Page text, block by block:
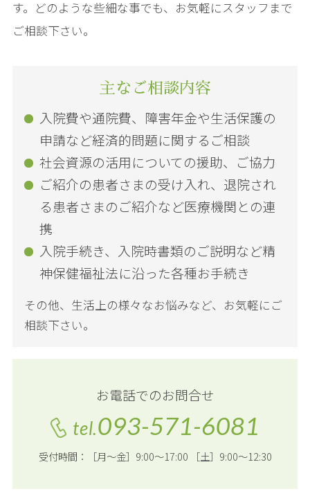
す。どのような些細な事でも、お気軽にスタッフまで
ご相談下さい。
主なご相談内容
入院費や通院費、障害年金や生活保護の
申請など経済的問題に関するご相談
社会資源の活用についての援助、ご協力
ご紹介の患者さまの受け入れ、退院され
る患者さまのご紹介など医療機関との連
携
入院手続き、入院時書類のご説明など精
神保健福祉法に沿った各種お手続き
その他、生活上の様々なお悩みなど、お気軽にご
相談下さい。
お電話でのお問合せ
tel.093-571-6081
受付時間：［月～金］9:00～17:00 ［土］9:00～12:30